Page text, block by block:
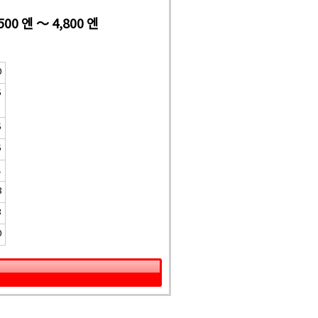
엔 ～ 4,800 엔